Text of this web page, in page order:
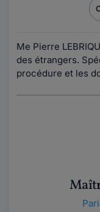
Me Pierre
des étrangers.
procédure et les